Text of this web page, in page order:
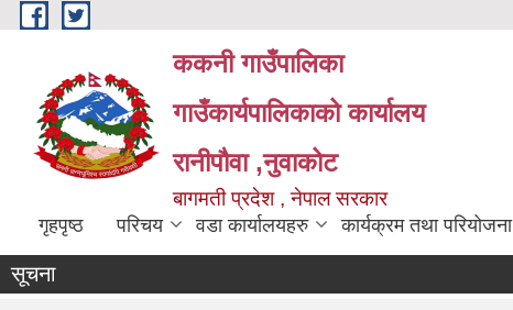
Skip to main content
ककनी गाउँपालिका
गाउँकार्यपालिकाको कार्यालय
रानीपौवा ,नुवाकोट
बागमती प्रदेश , नेपाल सरकार
गृहपृष्ठ परिचय वडा कार्यालयहरु कार्यक्रम तथा परियोजना
सूचना